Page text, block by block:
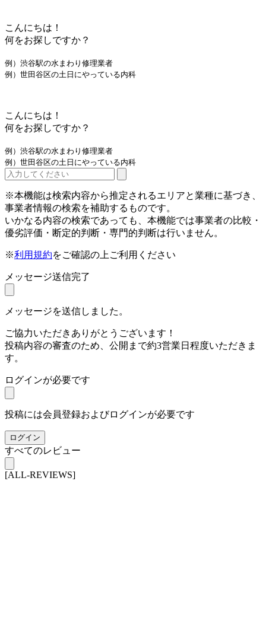
こんにちは！
何をお探しですか？
例）渋谷駅の水まわり修理業者
例）世田谷区の土日にやっている内科
こんにちは！
何をお探しですか？
例）渋谷駅の水まわり修理業者
例）世田谷区の土日にやっている内科
※本機能は検索内容から推定されるエリアと業種に基づき、
事業者情報の検索を補助するものです。
いかなる内容の検索であっても、本機能では事業者の比較・
優劣評価・断定的判断・専門的判断は行いません。
※利用規約をご確認の上ご利用ください
メッセージ送信完了
メッセージを送信しました。
ご協力いただきありがとうございます！
投稿内容の審査のため、公開まで約3営業日程度いただきま
す。
ログインが必要です
投稿には会員登録およびログインが必要です
ログイン
すべてのレビュー
[ALL-REVIEWS]